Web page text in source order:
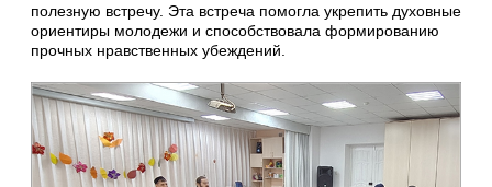
полезную встречу. Эта встреча помогла укрепить духовные
ориентиры молодежи и способствовала формированию
прочных нравственных убеждений.